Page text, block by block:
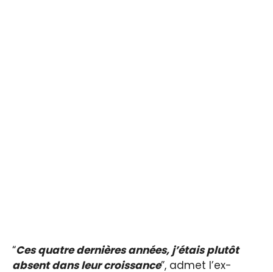
“Ces quatre dernières années, j’étais plutôt
absent dans leur croissance”, admet l’ex-